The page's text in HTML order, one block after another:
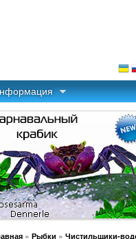
» Рыбки » Чистильщики-